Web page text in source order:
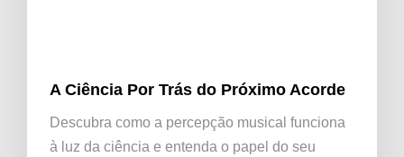
A Ciência Por Trás do Próximo Acorde
Descubra como a percepção musical funciona
à luz da ciência e entenda o papel do seu